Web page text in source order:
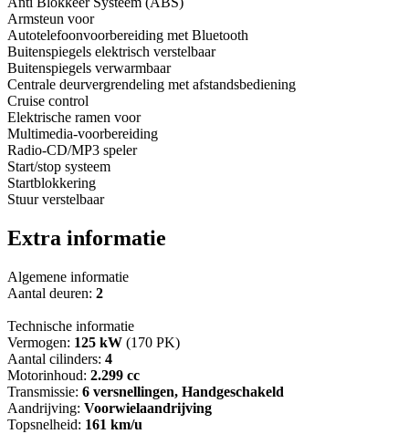
Armsteun voor
Autotelefoonvoorbereiding met Bluetooth
Buitenspiegels elektrisch verstelbaar
Buitenspiegels verwarmbaar
Centrale deurvergrendeling met afstandsbediening
Cruise control
Elektrische ramen voor
Multimedia-voorbereiding
Radio-CD/MP3 speler
Start/stop systeem
Startblokkering
Stuur verstelbaar
Extra informatie
Algemene informatie
Aantal deuren: 2
Technische informatie
Vermogen: 125 kW (170 PK)
Aantal cilinders: 4
Motorinhoud: 2.299 cc
Transmissie: 6 versnellingen, Handgeschakeld
Aandrijving: Voorwielaandrijving
Topsnelheid: 161 km/u